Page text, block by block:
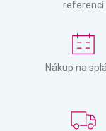
referencí
Nákup na